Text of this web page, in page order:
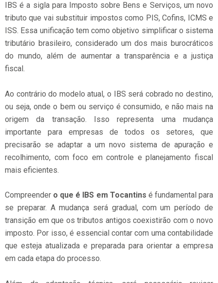
IBS é a sigla para Imposto sobre Bens e Serviços, um novo
tributo que vai substituir impostos como PIS, Cofins, ICMS e
ISS. Essa unificação tem como objetivo simplificar o sistema
tributário brasileiro, considerado um dos mais burocráticos
do mundo, além de aumentar a transparência e a justiça
fiscal.
Ao contrário do modelo atual, o IBS será cobrado no destino,
ou seja, onde o bem ou serviço é consumido, e não mais na
origem da transação. Isso representa uma mudança
importante para empresas de todos os setores, que
precisarão se adaptar a um novo sistema de apuração e
recolhimento, com foco em controle e planejamento fiscal
mais eficientes.
Compreender o que é IBS em Tocantins é fundamental para
se preparar. A mudança será gradual, com um período de
transição em que os tributos antigos coexistirão com o novo
imposto. Por isso, é essencial contar com uma contabilidade
que esteja atualizada e preparada para orientar a empresa
em cada etapa do processo.